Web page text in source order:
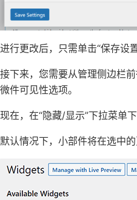
进行更改后，只需单击“保存设置
接下来，您需要从管理侧边栏
微件可见性选项。
现在，在“隐藏/显示”下拉菜单
默认情况下，小部件将在选中